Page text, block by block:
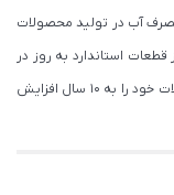
آب در تولید محصولات
استاندارد به روز در
شیرآلات کسری، شرکت کسری گارانتی و ضمانت محصولات خود را به 10 سال افزایش